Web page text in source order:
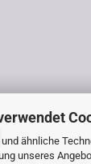
ähnliche
unseres